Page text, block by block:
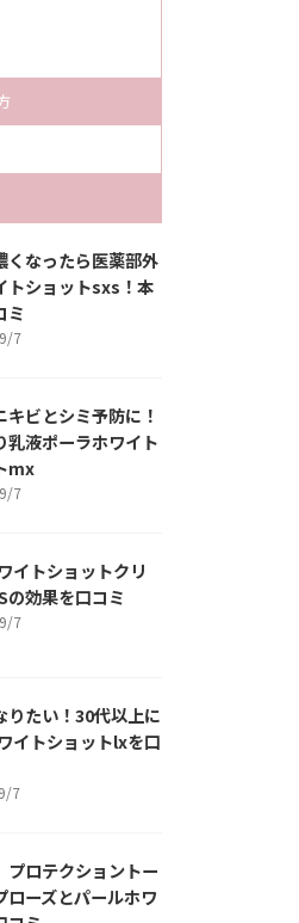
くなったら医薬部外
トショットsxs！本
ミ
7
キビとシミ予防に！
乳液ポーラホワイト
mx
7
イトショットクリ
の効果を口コミ
7
りたい！30代以上に
イトショットlxを口
7
プロテクショントー
ローズとパールホワ